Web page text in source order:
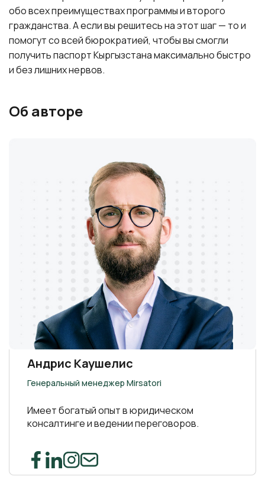
обо всех преимуществах программы и второго
гражданства. А если вы решитесь на этот шаг — то и
помогут со всей бюрократией, чтобы вы смогли
получить паспорт Кыргызстана максимально быстро
и без лишних нервов.
Об авторе
Андрис Каушелис
Генеральный менеджер Mirsatori
Имеет богатый опыт в юридическом
консалтинге и ведении переговоров.